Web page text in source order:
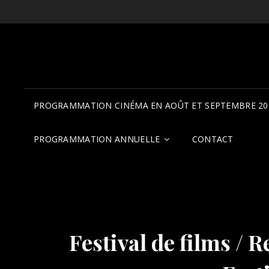
PROGRAMMATION CINÉMA EN AOÛT ET SEPTEMBRE
PROGRAMMATION ANNUELLE CONTACT
Festival de films /